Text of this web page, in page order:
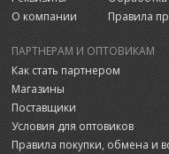
О компании
Правила
ПАРТНЕРАМ И ОПТОВИКАМ
Как стать партнером
Магазины
Поставщики
Условия для оптовиков
Правила покупки, обмена и